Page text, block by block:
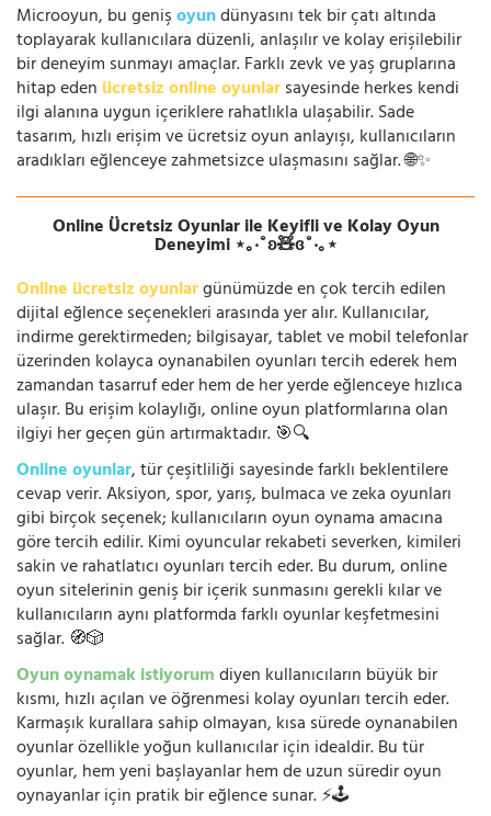
Microoyun, bu genişoyundünyasını tek bir çatı altında
toplayarak kullanıcılara düzenli, anlaşılır ve kolay erişilebilir
bir deneyim sunmayı amaçlar. Farklı zevk ve yaş gruplarına
hitap eden ücretsiz online oyunlarsayesinde herkes kendi
ilgi alanına uygun içeriklere rahatlıkla ulaşabilir. Sade
tasarım, hızlı erişim ve ücretsiz oyun anlayışı, kullanıcıların
aradıkları eğlenceye zahmetsizce ulaşmasını sağlar. 🌐✨
Online Ücretsiz Oyunlar ile Keyifli ve Kolay Oyun
Deneyimi ⋆｡‧˚ʚ🧸ɞ˚‧｡⋆
Online ücretsiz oyunlargünümüzde en çok tercih edilen
dijital eğlence seçenekleri arasında yer alır. Kullanıcılar,
indirme gerektirmeden; bilgisayar, tablet ve mobil telefonlar
üzerinden kolayca oynanabilen oyunları tercih ederek hem
zamandan tasarruf eder hem de her yerde eğlenceye hızlıca
ulaşır. Bu erişim kolaylığı, online oyun platformlarına olan
ilgiyi her geçen gün artırmaktadır. 🎯🔍
Online oyunlar, tür çeşitliliği sayesinde farklı beklentilere
cevap verir. Aksiyon, spor, yarış, bulmaca ve zeka oyunları
gibi birçok seçenek; kullanıcıların oyun oynama amacına
göre tercih edilir. Kimi oyuncular rekabeti severken, kimileri
sakin ve rahatlatıcı oyunları tercih eder. Bu durum, online
oyun sitelerinin geniş bir içerik sunmasını gerekli kılar ve
kullanıcıların aynı platformda farklı oyunlar keşfetmesini
sağlar. 🧭🎲
Oyun oynamak istiyorumdiyen kullanıcıların büyük bir
kısmı, hızlı açılan ve öğrenmesi kolay oyunları tercih eder.
Karmaşık kurallara sahip olmayan, kısa sürede oynanabilen
oyunlar özellikle yoğun kullanıcılar için idealdir. Bu tür
oyunlar, hem yeni başlayanlar hem de uzun süredir oyun
oynayanlar için pratik bir eğlence sunar. ⚡🕹️